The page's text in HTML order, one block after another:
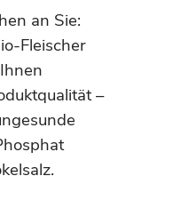
an Sie:
Fleischer
–